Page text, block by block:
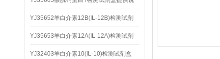
明书
YJ35652羊白介素12B(IL-12B)检测试剂
盒
YJ35653羊白介素12A(IL-12A)检测试剂
盒
YJ32403羊白介素10(IL-10)检测试剂盒